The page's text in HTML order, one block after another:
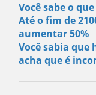
Você sabe o
Até o fim de
aumentar 50%
Você sabia que
acha que é